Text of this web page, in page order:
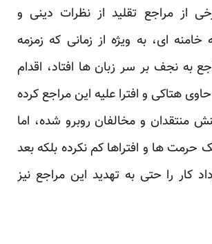
از مراجع تقلید از نظرات دینی و
ای، به ویژه از زمانی که زمزمه
به نجف بر سر زبان ها افتاد، اقدام
هتاکی و افترا علیه این مراجع کرده
منتقدان و مخالفان روبرو شده، اما
حرمت ها و افتراها کم نکرده بلکه بعد
14 خرداد کار را حتی به تهدید این مراجع نیز